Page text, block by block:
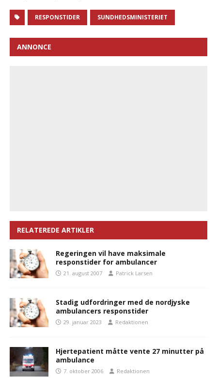
RESPONSTIDER SUNDHEDSMINISTERIET
ANNONCE
RELATEREDE ARTIKLER
Regeringen vil have maksimale
responstider for ambulancer
21. august 2007 Patrick Larsen
Stadig udfordringer med de nordjyske
ambulancers responstider
29. januar 2023 Redaktionen
Hjertepatient måtte vente 27 minutter på
ambulance
7. oktober 2006 Redaktionen